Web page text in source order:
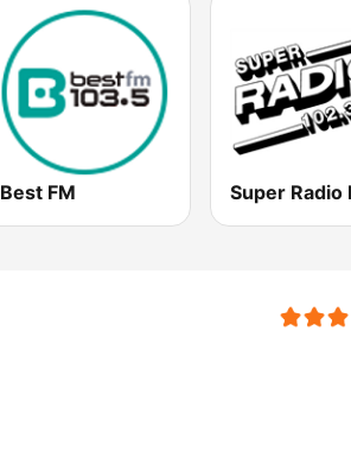
Best FM Super Radio